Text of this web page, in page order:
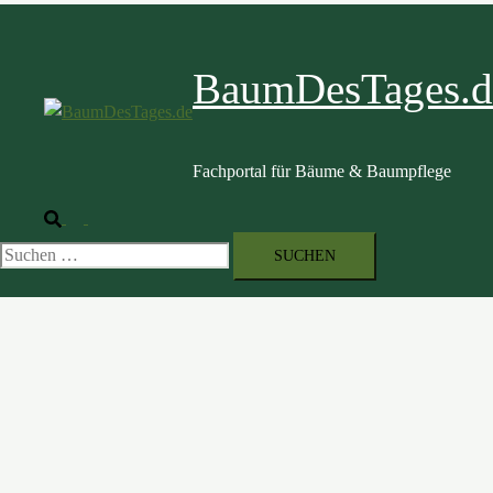
Fachportal für Bäume & Baumpflege
Suche
umschalten
Suche